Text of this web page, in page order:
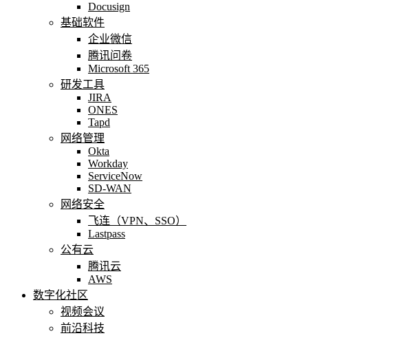
Docusign
基础软件
企业微信
腾讯问卷
Microsoft 365
研发工具
JIRA
ONES
Tapd
网络管理
Okta
Workday
ServiceNow
SD-WAN
网络安全
飞连（VPN、SSO）
Lastpass
公有云
腾讯云
AWS
数字化社区
视频会议
前沿科技